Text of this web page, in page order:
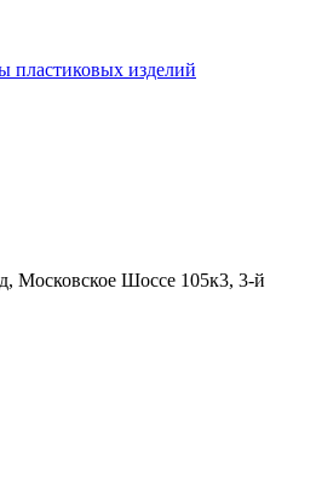
пластиковых изделий
Московское Шоссе 105к3, 3-й